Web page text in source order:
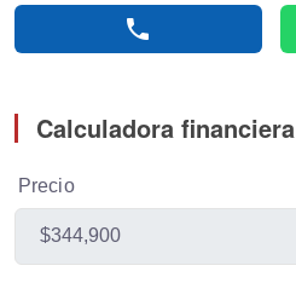
phone
Calculadora financiera
Precio